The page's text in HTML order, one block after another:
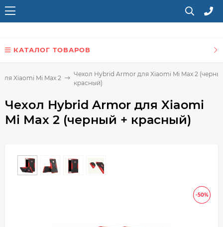
КАТАЛОГ ТОВАРОВ
Xiaomi Mi Max 2
Чехол Hybrid Armor для Xiaomi Mi Max 2
красный)
Чехол Hybrid Armor для Xiaomi
Mi Max 2 (черный + красный)
-50%